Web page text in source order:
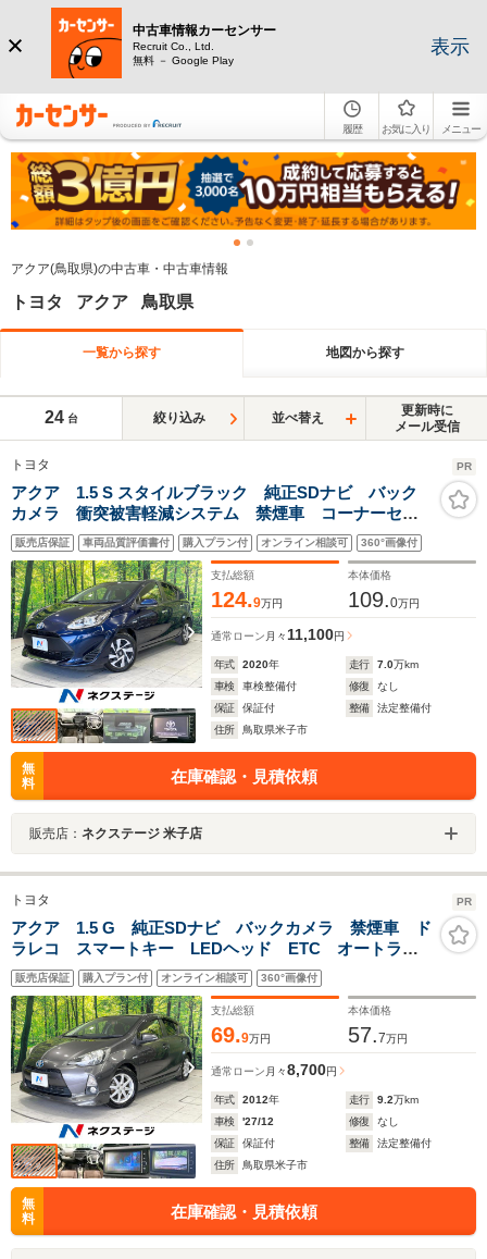
中古車情報カーセンサー
Recruit Co., Ltd.
無料 － Google Play
表示
履歴 お気に入り メニュー
アクア(鳥取県)の中古車・中古車情報
トヨタ アクア 鳥取県
一覧から探す 地図から探す
24 台 絞り込み 並べ替え
更新時に
メール受信
トヨタ PR
アクア 1.5 S スタイルブラック 純正SDナビ バック
カメラ 衝突被害軽減システム 禁煙車 コーナーセン
サー スマートキー LEDヘッド ETC オートハイビ
ーム 車線逸脱警報 オートライト オートエアコン
Bluetooth CD
販売店保証 車両品質評価書付 購入プラン付 オンライン相談可 360°画像付
支払総額
124.9万円
本体価格
109.0万円
通常ローン 月々11,100円
年式 2020年 走行 7.0万km
車検
車検整備付 修復
なし
保証
保証付 整備
法定整備付
住所
鳥取県米子市
無
料
在庫確認・見積依頼
販売店： ネクステージ 米子店
トヨタ PR
アクア 1.5 G 純正SDナビ バックカメラ 禁煙車 ド
ラレコ スマートキー LEDヘッド ETC オートライ
ト オートエアコン CD DVD再生 フルセグTV 電動
格納ドアミラー
販売店保証 購入プラン付 オンライン相談可 360°画像付
支払総額
69.9万円
本体価格
57.7万円
通常ローン 月々8,700円
年式 2012年 走行 9.2万km
車検
'27/12 修復
なし
保証
保証付 整備
法定整備付
住所
鳥取県米子市
無
料
在庫確認・見積依頼